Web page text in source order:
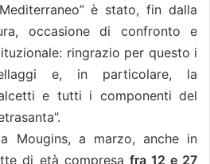
è stato, fin dalla
occasione di confronto e
ringrazio per questo i
e, in particolare, la
e tutti i componenti del
Mougins, a marzo, anche in
di età compresa fra 12 e 27